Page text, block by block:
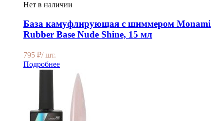
Нет в наличии
База камуфлирующая с шиммером Monami
Rubber Base Nude Shine, 15 мл
795 ₽/ шт.
Подробнее